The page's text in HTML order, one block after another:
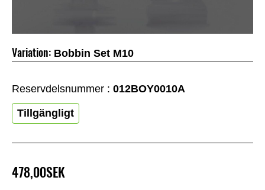
478,00SEK
Variation: Bobbin Set M10
Reservdelsnummer : 012BOY0010A
Tillgängligt